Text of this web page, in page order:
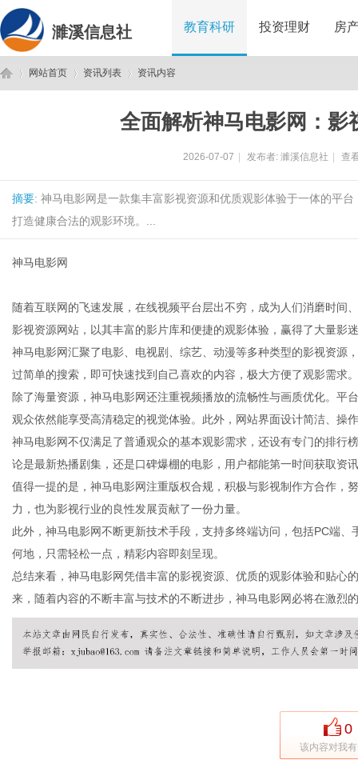
濉溪信息社 教育科研 投资理财 房
网站首页 资讯列表 资讯内容
全面解析神马电影网：影
2026-07-07 发布者: 濉溪信息社 查
摘要: 神马电影网是一款集丰富影视资源和优质观影体验于一体的平
打造健康合法的观影环境。...
神马电影网
随着互联网的飞速发展，在线视频平台层出不穷，成为人们消磨时间
影视资源网站，以其丰富的影片库和便捷的观影体验，赢得了大量影
神马电影网汇聚了电影、电视剧、综艺、动漫等多种类型的影视资源
过简单的搜索，即可快速找到自己喜欢的内容，极大方便了观影需求。
除了海量资源，神马电影网还注重视频播放的流畅性与画质优化。平
观众依然能享受高清稳定的视觉体验。此外，网站界面设计简洁、操
神马电影网不仅满足了普通观众的基本观影需求，还设有专门的排行
论是最新热播剧集，还是口碑爆棚的电影，用户都能第一时间获取资
值得一提的是，神马电影网注重版权合规，积极与影视制作方合作，
力，也为影视行业的良性发展贡献了一份力量。
此外，神马电影网不断更新技术手段，支持多终端访问，包括PC端
何地，只需轻松一点，精彩内容即刻呈现。
总结来看，神马电影网凭借丰富的影视资源、优质的观影体验和贴心
来，随着内容的不断丰富与技术的不断进步，神马电影网必将在激烈
0
该内容对我